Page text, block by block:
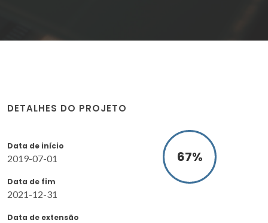
DETALHES DO PROJETO
Data de início
2019-07-01
Data de fim
2021-12-31
Data de extensão
80%